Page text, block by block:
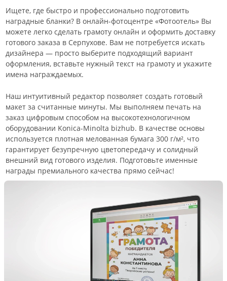
Ищете, где быстро и профессионально подготовить
наградные бланки? В онлайн-фотоцентре «Фотоотель» Вы
можете легко сделать грамоту онлайн и оформить доставку
готового заказа в Серпухове. Вам не потребуется искать
дизайнера — просто выберите подходящий вариант
оформления, вставьте нужный текст на грамоту и укажите
имена награждаемых.
Наш интуитивный редактор позволяет создать готовый
макет за считанные минуты. Мы выполняем печать на
заказ цифровым способом на высокотехнологичном
оборудовании Konica-Minolta bizhub. В качестве основы
используется плотная мелованная бумага 300 г/м², что
гарантирует безупречную цветопередачу и солидный
внешний вид готового изделия. Подготовьте именные
награды премиального качества прямо сейчас!